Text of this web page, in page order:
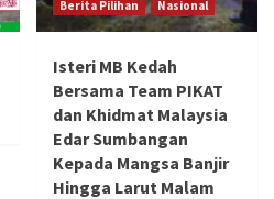
Berita Pilihan Nasional
Isteri MB Kedah
Bersama Team PIKAT
dan Khidmat Malaysia
Edar Sumbangan
Kepada Mangsa Banjir
Hingga Larut Malam